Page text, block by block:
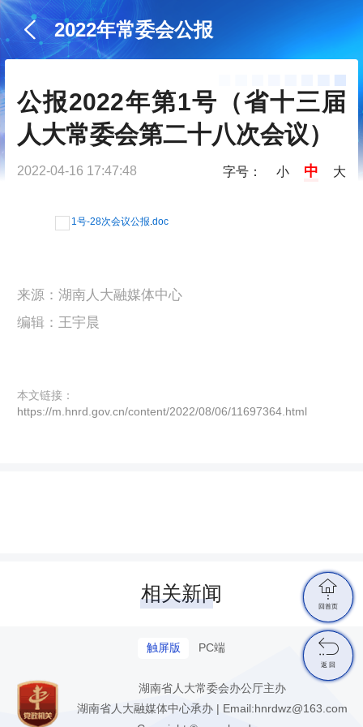
2022年常委会公报
公报2022年第1号（省十三届
人大常委会第二十八次会议）
2022-04-16 17:47:48 字号： 小 中 大
1号-28次会议公报.doc
来源：湖南人大融媒体中心
编辑：王宇晨
本文链接：
https://m.hnrd.gov.cn/content/2022/08/06/11697364.html
相关新闻
触屏版 PC端
湖南省人大常委会办公厅主办
湖南省人大融媒体中心承办 | Email:hnrdwz@163.com

回首页

返 回